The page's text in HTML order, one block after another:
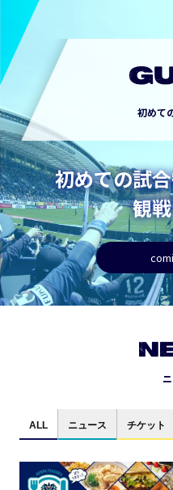
初めて
初めての試
観
ALL ニュース チケット